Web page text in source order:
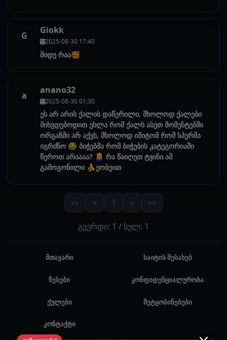
G Giokk
2025-08-30 17:40
მიდე რაა🥰
a anano32
2025-08-30 01:30
ეს არ არის ქალის დაწერილი. მხოლოდ ქალები
მიხვდებოდით ეხლა რომ ქალს ასეთ მომენტებში
ორგაზმი არ აქვს, მხოლოდ იმიტომ რომ სპერმა
იგრძნო 😂 ბიჭებმა რომ ბიჭების კატეგორიაში
წეროთ არაააა? 👱‍♀️ რა წაიღეთ ტვინი ამ
გამოგონილი 🍌ეობეით
«« « 1 » »»
გვერდი: 1 / სულ: 1
მთავარი საიტის შესახებ
წესები კონფიდენციალურობა
ქულები შეტყობინებები
კონტაქტი